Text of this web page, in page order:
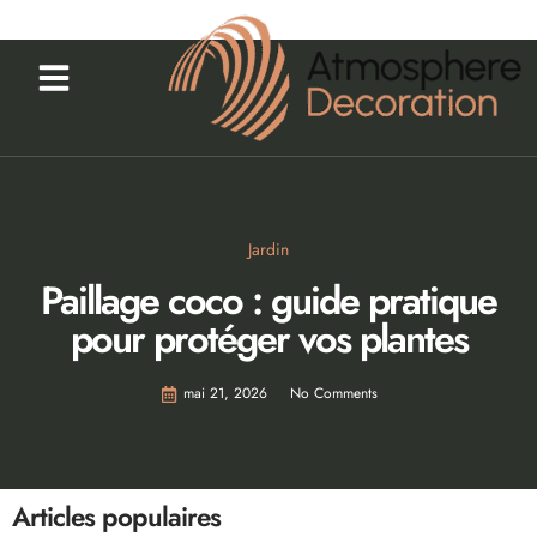
Jardin
Paillage coco : guide pratique
pour protéger vos plantes
mai 21, 2026 No Comments
Articles populaires